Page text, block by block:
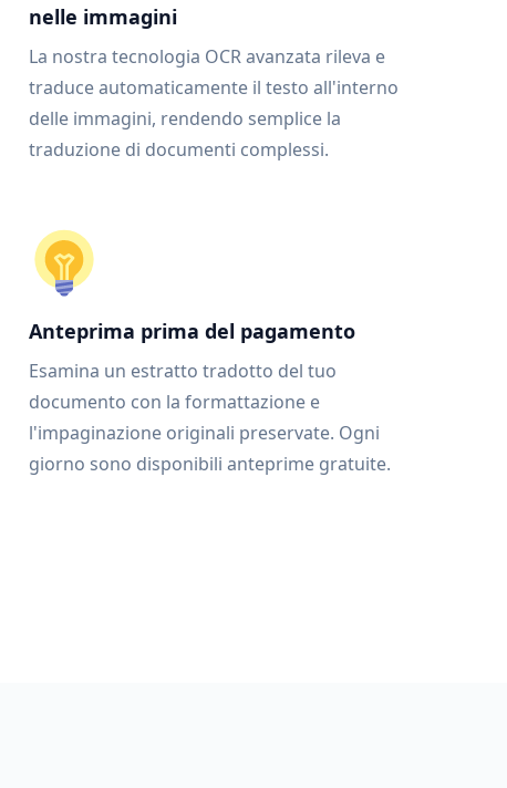
nelle immagini
La nostra tecnologia OCR avanzata rileva e
traduce automaticamente il testo all'interno
delle immagini, rendendo semplice la
traduzione di documenti complessi.
Anteprima prima del pagamento
Esamina un estratto tradotto del tuo
documento con la formattazione e
l'impaginazione originali preservate. Ogni
giorno sono disponibili anteprime gratuite.